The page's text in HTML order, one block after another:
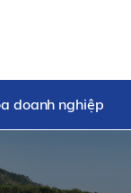
doanh nghiệp